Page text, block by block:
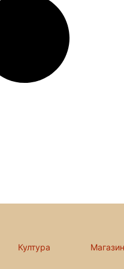
Култура Магазин